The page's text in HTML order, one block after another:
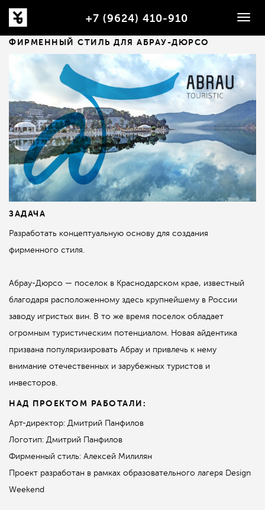
+7 (9624) 410-910
ФИРМЕННЫЙ СТИЛЬ ДЛЯ АБРАУ-ДЮРСО
ЗАДАЧА
Разработать концептуальную основу для создания
фирменного стиля.
Абрау-Дюрсо — поселок в Краснодарском крае, известный
благодаря расположенному здесь крупнейшему в России
заводу игристых вин. В то же время поселок обладает
огромным туристическим потенциалом. Новая айдентика
призвана популяризировать Абрау и привлечь к нему
внимание отечественных и зарубежных туристов и
инвесторов.
НАД ПРОЕКТОМ РАБОТАЛИ:
Арт-директор: Дмитрий Панфилов
Логотип: Дмитрий Панфилов
Фирменный стиль: Алексей Милилян
Проект разработан в рамках образовательного лагеря Design
Weekend